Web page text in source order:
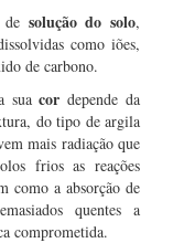
de solução do solo,
como iões,
de carbono.
suacor depende da
do tipo de argila
mais radiação que
frios as reações
como a absorção de
quentes a
comprometida.